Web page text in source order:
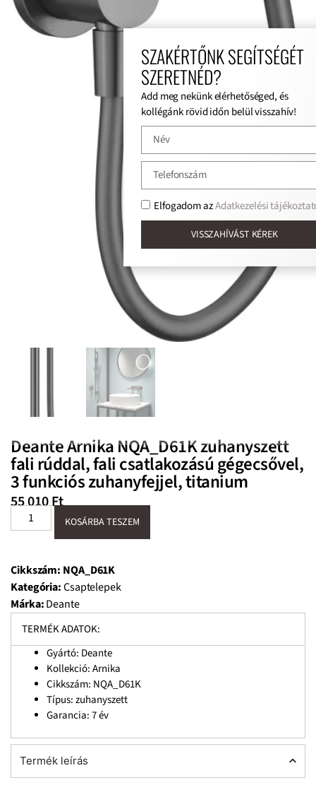
Deante Arnika NQA_D61K zuhanyszett
fali rúddal, fali csatlakozású gégecsővel,
3 funkciós zuhanyfejjel, titanium
55 010Ft
KOSÁRBA TESZEM
Cikkszám: NQA_D61K
Kategória:Csaptelepek
Márka:Deante
TERMÉK ADATOK:
Gyártó: Deante
Kollekció: Arnika
Cikkszám: NQA_D61K
Típus: zuhanyszett
Garancia: 7 év
Termék leírás
SZAKÉRTŐNK SEGÍTSÉGÉT
SZERETNÉD?
Add meg nekünk elérhetőséged, és
kollégánk rövid időn belül visszahív!
Elfogadom azAdatkezelési
VISSZAHÍVÁST KÉREK